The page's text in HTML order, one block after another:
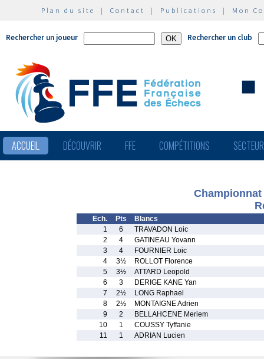
Plan du site | Contact | Publications | Mon
Rechercher un joueur Rechercher un club
ACCUEIL DÉCOUVRIR FFE COMPÉTITIONS
Championnat
Ech. Pts
Blancs
1
6
TRAVADON Loic
2
4
GATINEAU Yovann
3
4
FOURNIER Loic
4
3½
ROLLOT Florence
5
3½
ATTARD Leopold
6
3
DERIGE KANE Yan
7
2½
LONG Raphael
8
2½
MONTAIGNE Adrien
9
2
BELLAHCENE Meriem
10
1
COUSSY Tyffanie
11
1 ADRIAN Lucien